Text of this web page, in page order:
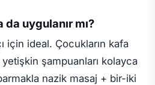
uygulanır mı?
için ideal. Çocukların kafa
şampuanları kolayca
nazik masaj + bir-iki